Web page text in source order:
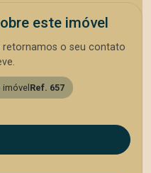
este imóvel
retornamos o seu contato
Ref. 657